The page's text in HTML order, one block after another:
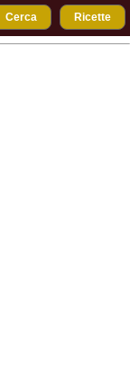
Cerca Ricette